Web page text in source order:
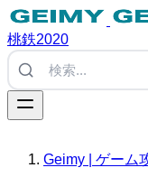
桃鉄2020
Geimy | ゲーム